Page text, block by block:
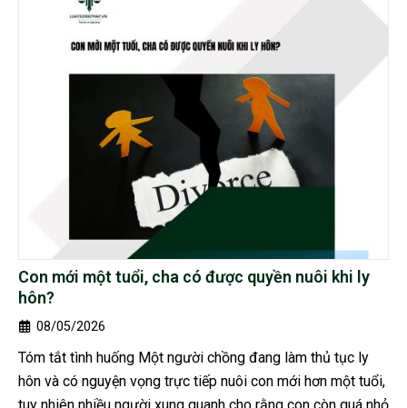
Con mới một tuổi, cha có được quyền nuôi khi ly
hôn?
08/05/2026
Tóm tắt tình huống Một người chồng đang làm thủ tục ly
hôn và có nguyện vọng trực tiếp nuôi con mới hơn một tuổi,